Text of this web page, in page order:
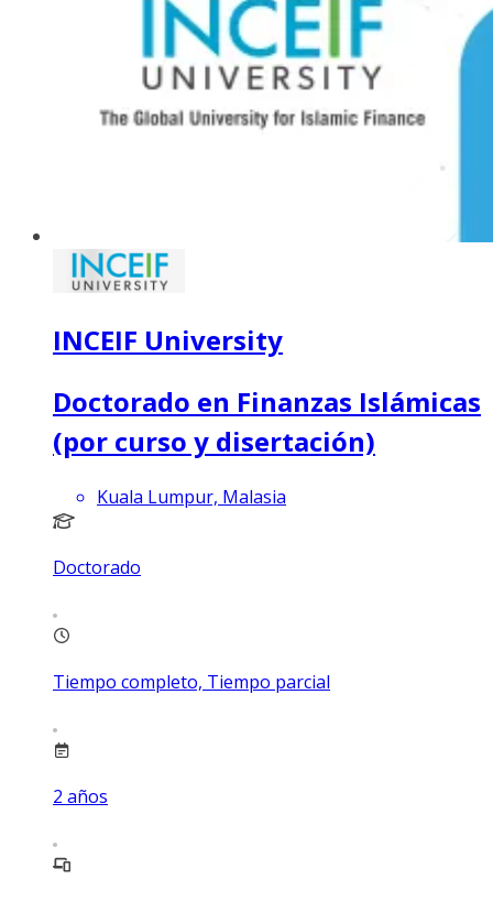
INCEIF University
Doctorado en Finanzas Islámicas
(por curso y disertación)
Kuala Lumpur, Malasia
Doctorado
Tiempo completo, Tiempo parcial
2 años